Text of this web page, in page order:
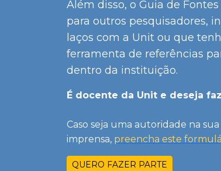
Além disso, o Guia de
para outros pesquisadores,
laços com a Unit ou que
ferramenta de referências
dentro da instituição.
É docente da Unit e deseja
Caso seja uma autoridade na
imprensa, preencha este
QUERO FAZER PARTE